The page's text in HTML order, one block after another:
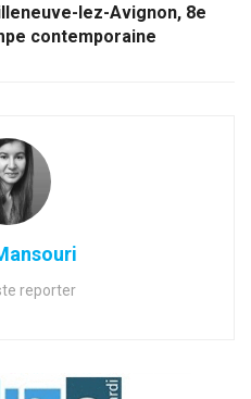
lez-Avignon, 8e
contemporaine
reporter